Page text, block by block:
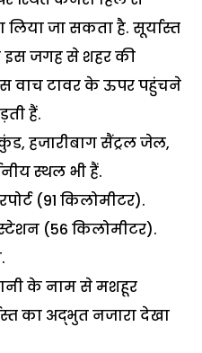
लिया जा सकता है. सूर्यास्त
इस जगह से शहर की
वाच टावर के ऊपर पहुंचने
हैं.
हजारीबाग सैंट्रल जेल,
स्थल भी हैं.
(91 किलोमीटर).
(56 किलोमीटर).
के नाम से मशहूर
का अद्भुत नजारा देखा